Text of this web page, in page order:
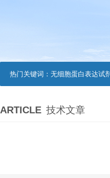
热门关键词： 无细胞蛋白表达试
ARTICLE 技术文章